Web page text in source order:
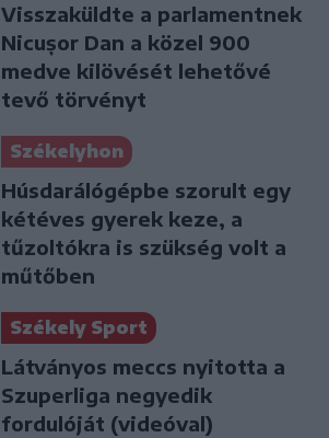
Visszaküldte a parlamentnek
Nicușor Dan a közel 900
medve kilövését lehetővé
tevő törvényt
Székelyhon
Húsdarálógépbe szorult egy
kétéves gyerek keze, a
tűzoltókra is szükség volt a
műtőben
Székely Sport
Látványos meccs nyitotta a
Szuperliga negyedik
fordulóját (videóval)